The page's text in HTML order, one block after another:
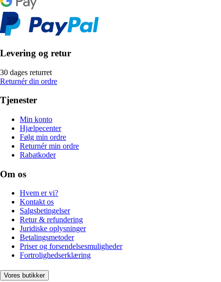
Levering og retur
30 dages returret
Returnér din ordre
Tjenester
Min konto
Hjælpecenter
Følg min ordre
Returnér min ordre
Rabatkoder
Om os
Hvem er vi?
Kontakt os
Salgsbetingelser
Retur & refundering
Juridiske oplysninger
Betalingsmetoder
Priser og forsendelsesmuligheder
Fortrolighedserklæring
Vores butikker